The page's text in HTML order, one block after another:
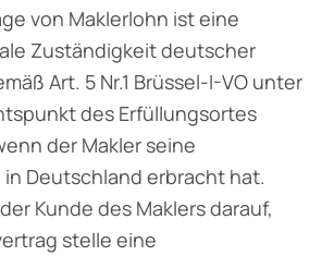
von Maklerlohn ist eine
Zuständigkeit deutscher
Art. 5 Nr.1 Brüssel-I-VO unter
des Erfüllungsortes
der Makler seine
Deutschland erbracht hat.
Kunde des Maklers darauf,
stelle eine